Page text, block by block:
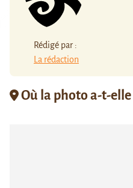
Rédigé par :
La rédaction
Où la photo a-t-elle